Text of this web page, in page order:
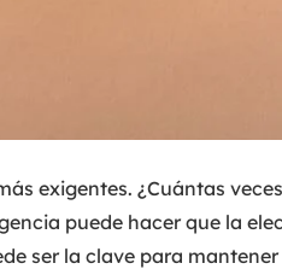
exigentes. ¿Cuántas
puede hacer que la
ser la clave para mantener